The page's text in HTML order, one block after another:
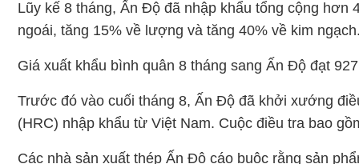
Lũy kế 8 tháng, Ấn Độ đã nhập khẩu tổng cộng hơn
ngoái, tăng 15% về lượng và tăng 40% về kim
Giá xuất khẩu bình quân 8 tháng sang Ấn Độ đạt
Trước đó vào cuối tháng 8, Ấn Độ đã khởi xướng
(HRC) nhập khẩu từ Việt Nam. Cuộc điều tra bao
Các nhà sản xuất thép Ấn Độ cáo buộc rằng sản